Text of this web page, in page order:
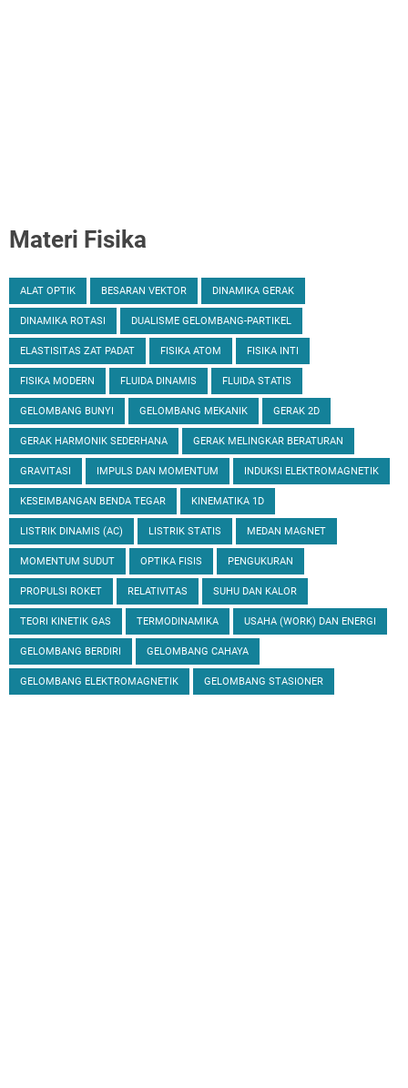
Materi Fisika
ALAT OPTIK BESARAN VEKTOR DINAMIKA GERAK
DINAMIKA ROTASI DUALISME GELOMBANG-PARTIKEL
ELASTISITAS ZAT PADAT FISIKA ATOM FISIKA INTI
FISIKA MODERN FLUIDA DINAMIS FLUIDA STATIS
GELOMBANG BUNYI GELOMBANG MEKANIK GERAK 2D
GERAK HARMONIK SEDERHANA GERAK MELINGKAR BERATURAN
GRAVITASI IMPULS DAN MOMENTUM INDUKSI ELEKTROMAGNETIK
KESEIMBANGAN BENDA TEGAR KINEMATIKA 1D
LISTRIK DINAMIS (AC) LISTRIK STATIS MEDAN MAGNET
MOMENTUM SUDUT OPTIKA FISIS PENGUKURAN
PROPULSI ROKET RELATIVITAS SUHU DAN KALOR
TEORI KINETIK GAS TERMODINAMIKA USAHA (WORK) DAN ENERGI
GELOMBANG BERDIRI GELOMBANG CAHAYA
GELOMBANG ELEKTROMAGNETIK GELOMBANG STASIONER